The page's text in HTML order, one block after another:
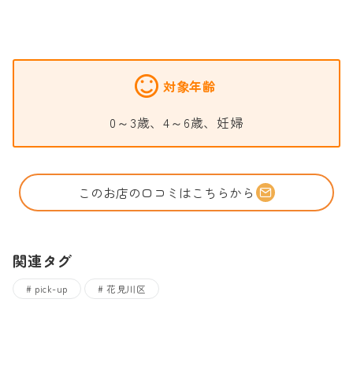
対象年齢
0～3歳、4～6歳、妊婦
このお店の口コミはこちらから
関連タグ
pick-up 花見川区